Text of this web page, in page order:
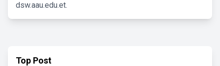
dsw.aau.edu.et.
Top Post